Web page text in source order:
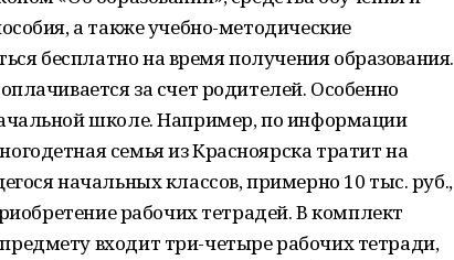
а также учебно-методические
бесплатно на время получения образования.
за счет родителей. Особенно
школе. Например, по информации
семья из Красноярска тратит на
начальных классов, примерно 10 тыс. руб.,
рабочих тетрадей. В комплект
входит три-четыре рабочих тетради,